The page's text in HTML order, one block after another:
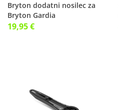
Bryton dodatni nosilec za
Bryton Gardia
19,95 €